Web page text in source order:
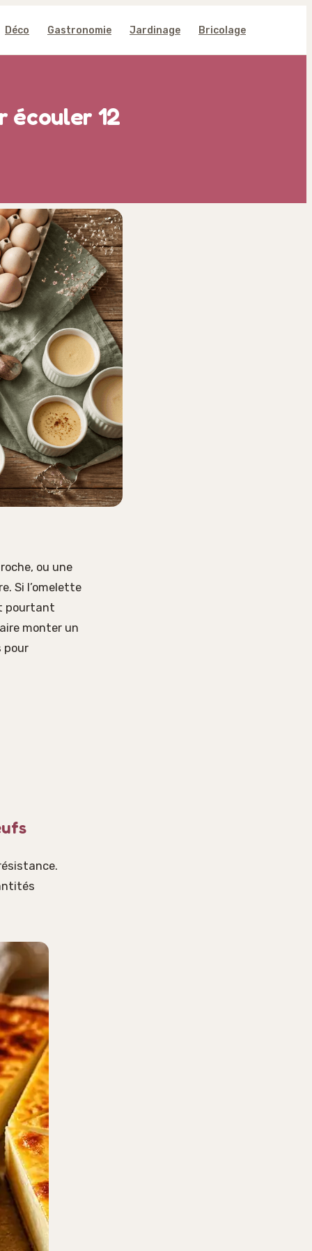
Déco Gastronomie Jardinage Bricolage
écouler 12
ou une
Si l’omelette
pourtant
monter un
pour